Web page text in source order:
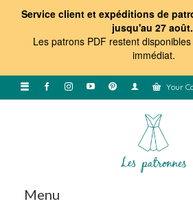
Service client et expéditions de
jusqu'au 27 août.
Les patrons PDF restent
immédiat.
Your
Menu